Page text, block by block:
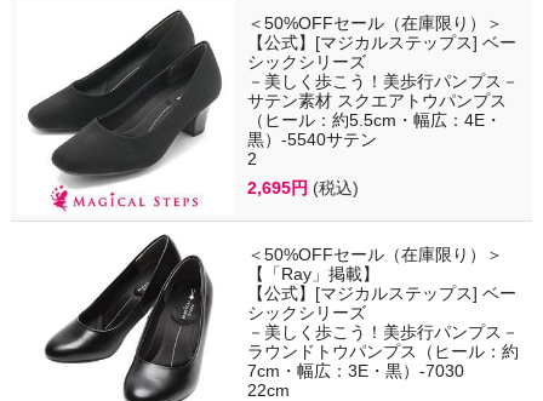
＜50%OFFセール（在庫限り）＞
【公式】[マジカルステップス] ベー
シックシリーズ
－美しく歩こう！美歩行パンプス－
サテン素材 スクエアトウパンプス
（ヒール：約5.5cm・幅広：4E・
黒）-5540サテン
2
2,695円 (税込)
＜50%OFFセール（在庫限り）＞
【「Ray」掲載】
【公式】[マジカルステップス] ベー
シックシリーズ
－美しく歩こう！美歩行パンプス－
ラウンドトウパンプス（ヒール：約
7cm・幅広：3E・黒）-7030
22cm